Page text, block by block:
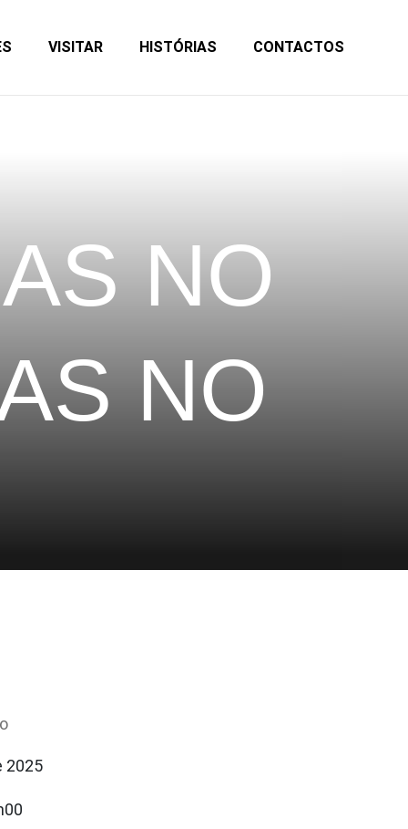
VISITAR HISTÓRIAS CONTACTOS
NO
NO
2025